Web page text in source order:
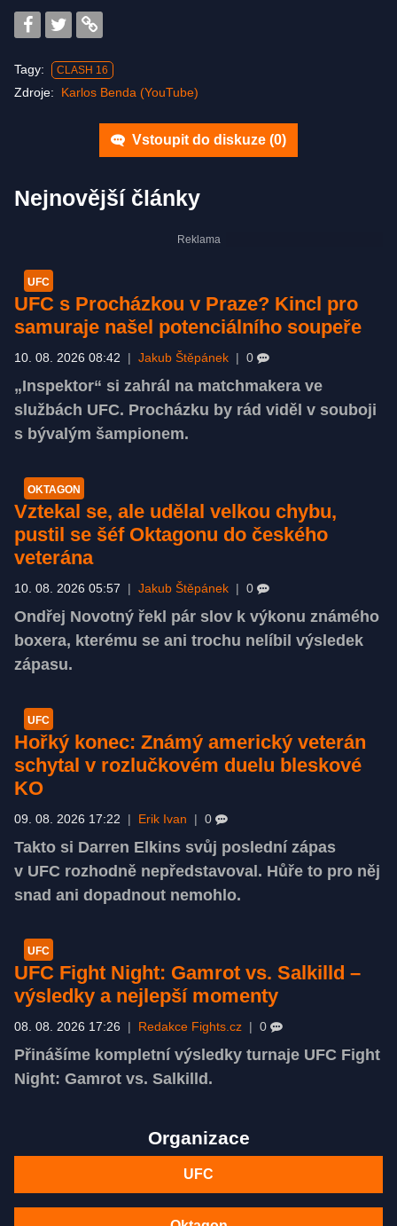
Tagy: CLASH 16
Zdroje: Karlos Benda (YouTube)
Vstoupit do diskuze (0)
Nejnovější články
UFC
UFC s Procházkou v Praze? Kincl pro
samuraje našel potenciálního soupeře
10. 08. 2026 08:42 Jakub Štěpánek 0
„Inspektor“ si zahrál na matchmakera ve
službách UFC. Procházku by rád viděl v souboji
s bývalým šampionem.
OKTAGON
Vztekal se, ale udělal velkou chybu,
pustil se šéf Oktagonu do českého
veterána
10. 08. 2026 05:57 Jakub Štěpánek 0
Ondřej Novotný řekl pár slov k výkonu známého
boxera, kterému se ani trochu nelíbil výsledek
zápasu.
UFC
Hořký konec: Známý americký veterán
schytal v rozlučkovém duelu bleskové
KO
09. 08. 2026 17:22 Erik Ivan 0
Takto si Darren Elkins svůj poslední zápas
v UFC rozhodně nepředstavoval. Hůře to pro něj
snad ani dopadnout nemohlo.
UFC
UFC Fight Night: Gamrot vs. Salkilld –
výsledky a nejlepší momenty
08. 08. 2026 17:26 Redakce Fights.cz 0
Přinášíme kompletní výsledky turnaje UFC Fight
Night: Gamrot vs. Salkilld.
Organizace
UFC